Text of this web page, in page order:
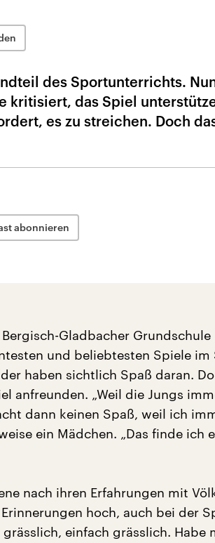
des Sportunterrichts.
kritisiert, das Spiel
es zu streichen. Doch
abonnieren
Gladbacher
und beliebtesten Spiele
haben sichtlich Spaß daran.
anfreunden. „Weil die Jungs
dann keinen Spaß, weil ich
ein Mädchen. „Das finde ich
nach ihren Erfahrungen mit
hoch, auch bei der
grässlich, einfach grässlich. Habe